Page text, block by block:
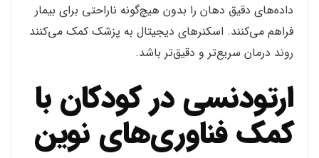
داده‌های دقیق دهان را بدون هیچ‌گونه ناراحتی برای بیمار
فراهم می‌کنند. اسکنرهای دیجیتال به پزشک کمک می‌کنند
روند درمان سریع‌تر و دقیق‌تر باشد.
ارتودنسی در کودکان با
کمک فناوری‌های نوین